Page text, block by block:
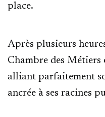
place.
Après plusieurs
Chambre des Métiers
alliant parfaitement
ancrée à ses racines